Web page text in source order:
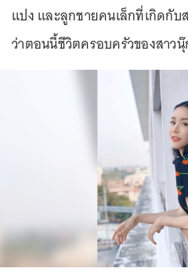
แปง และลูกชายคนเล็กที่เกิดกั
ว่าตอนนี้ชีวิตครอบครัวของสาว